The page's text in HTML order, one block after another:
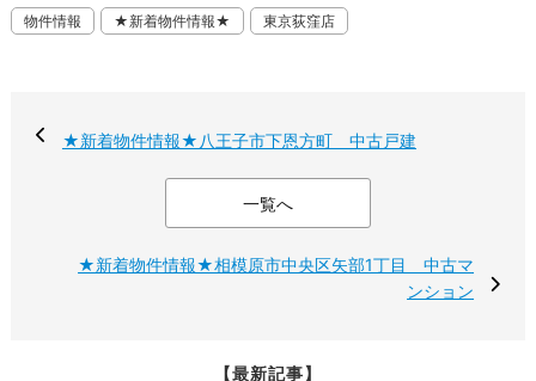
物件情報 ★新着物件情報★ 東京荻窪店
★新着物件情報★八王子市下恩方町 中古戸建
一覧へ
★新着物件情報★相模原市中央区矢部1丁目 中古マ
ンション
【最新記事】